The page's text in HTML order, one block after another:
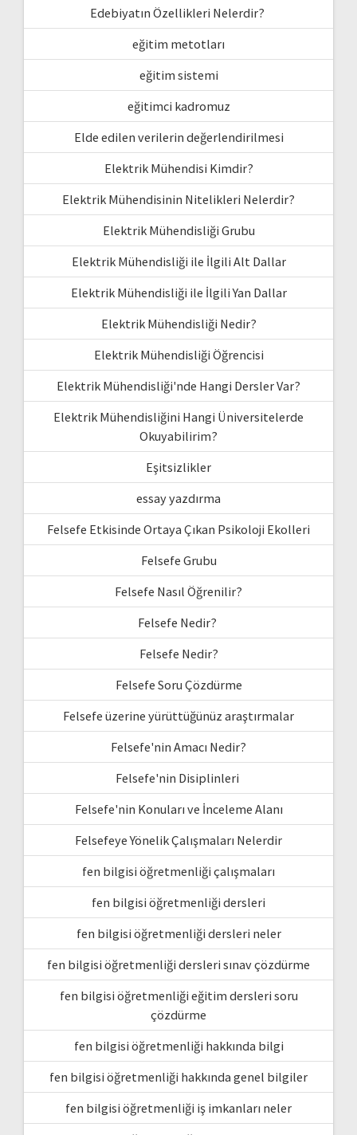
Edebiyatın Özellikleri Nelerdir?
eğitim metotları
eğitim sistemi
eğitimci kadromuz
Elde edilen verilerin değerlendirilmesi
Elektrik Mühendisi Kimdir?
Elektrik Mühendisinin Nitelikleri Nelerdir?
Elektrik Mühendisliği Grubu
Elektrik Mühendisliği ile İlgili Alt Dallar
Elektrik Mühendisliği ile İlgili Yan Dallar
Elektrik Mühendisliği Nedir?
Elektrik Mühendisliği Öğrencisi
Elektrik Mühendisliği'nde Hangi Dersler Var?
Elektrik Mühendisliğini Hangi Üniversitelerde
Okuyabilirim?
Eşitsizlikler
essay yazdırma
Felsefe Etkisinde Ortaya Çıkan Psikoloji Ekolleri
Felsefe Grubu
Felsefe Nasıl Öğrenilir?
Felsefe Nedir?
Felsefe Nedir?
Felsefe Soru Çözdürme
Felsefe üzerine yürüttüğünüz araştırmalar
Felsefe'nin Amacı Nedir?
Felsefe'nin Disiplinleri
Felsefe'nin Konuları ve İnceleme Alanı
Felsefeye Yönelik Çalışmaları Nelerdir
fen bilgisi öğretmenliği çalışmaları
fen bilgisi öğretmenliği dersleri
fen bilgisi öğretmenliği dersleri neler
fen bilgisi öğretmenliği dersleri sınav çözdürme
fen bilgisi öğretmenliği eğitim dersleri soru
çözdürme
fen bilgisi öğretmenliği hakkında bilgi
fen bilgisi öğretmenliği hakkında genel bilgiler
fen bilgisi öğretmenliği iş imkanları neler